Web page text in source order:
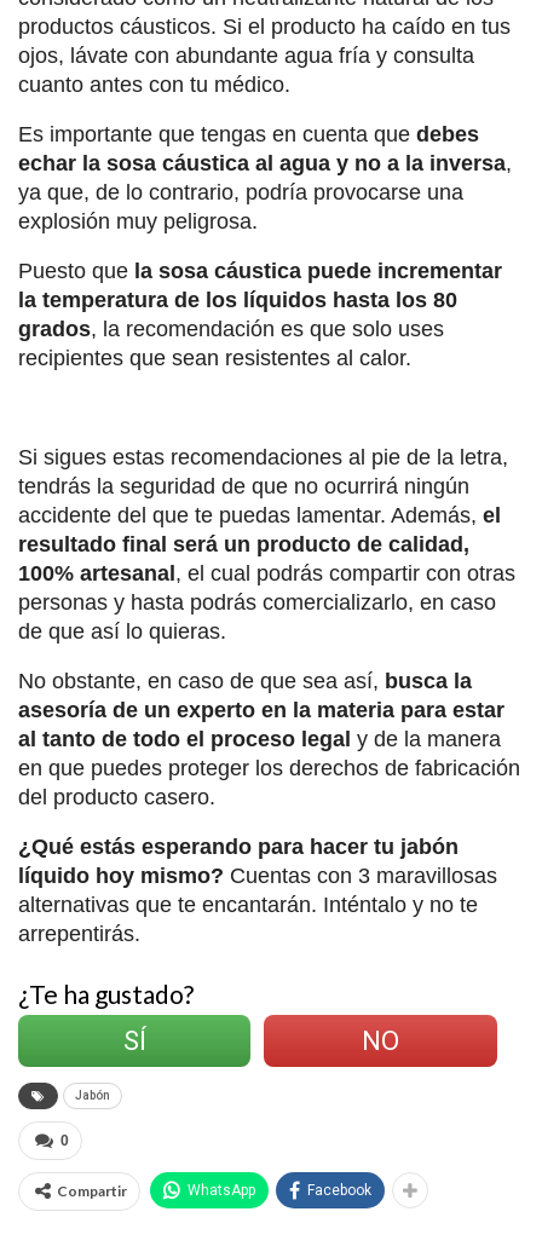
productos cáusticos. Si el producto ha caído en tus
ojos, lávate con abundante agua fría y consulta
cuanto antes con tu médico.
Es importante que tengas en cuenta que debes
echar la sosa cáustica al agua y no a la inversa,
ya que, de lo contrario, podría provocarse una
explosión muy peligrosa.
Puesto que la sosa cáustica puede incrementar
la temperatura de los líquidos hasta los 80
grados, la recomendación es que solo uses
recipientes que sean resistentes al calor.
Si sigues estas recomendaciones al pie de la letra,
tendrás la seguridad de que no ocurrirá ningún
accidente del que te puedas lamentar. Además, el
resultado final será un producto de calidad,
100% artesanal , el cual podrás compartir con otras
personas y hasta podrás comercializarlo, en caso
de que así lo quieras.
No obstante, en caso de que sea así, busca la
asesoría de un experto en la materia para estar
al tanto de todo el proceso legal y de la manera
en que puedes proteger los derechos de fabricación
del producto casero.
¿Qué estás esperando para hacer tu jabón
líquido hoy mismo? Cuentas con 3 maravillosas
alternativas que te encantarán. Inténtalo y no te
arrepentirás.
¿Te ha gustado?
SÍ
NO
Jabón
0
Compartir WhatsApp Facebook